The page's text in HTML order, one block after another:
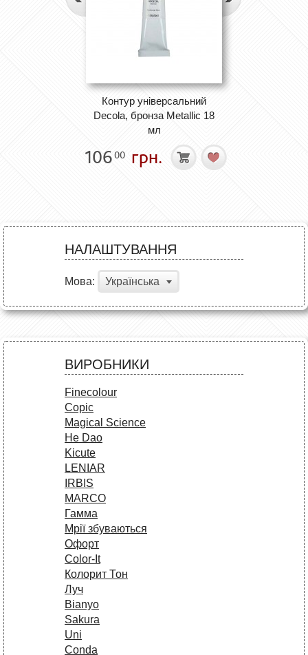
Контур універсальний
Decola, бронза Metallic 18
мл
10600 грн.
НАЛАШТУВАННЯ
Мова: Українська
ВИРОБНИКИ
Finecolour
Copic
Magical Science
He Dao
Kicute
LENIAR
IRBIS
MARCO
Гамма
Мрії збуваються
Офорт
Сolor-It
Колорит Тон
Луч
Bianyo
Sakura
Uni
Conda